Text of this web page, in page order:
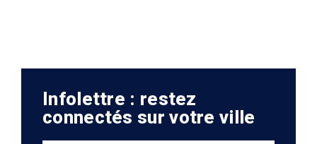
Infolettre : restez
connectés sur votre ville